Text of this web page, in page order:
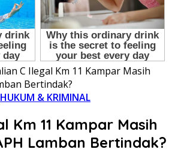
C Ilegal Km 11 Kampar Masih
Bertindak?
HUKUM & KRIMINAL
Km 11 Kampar Masih
Lamban Bertindak?